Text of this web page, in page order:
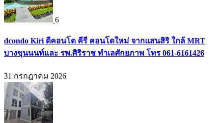
6
dcondo Kiri ดีคอนโด คีรี คอนโดใหม่ จากแสนสิริ ใกล้ MRT
บางขุนนนท์และ รพ.ศิริราช ทำเลศักยภาพ โทร 061-6161426
31 กรกฎาคม 2026